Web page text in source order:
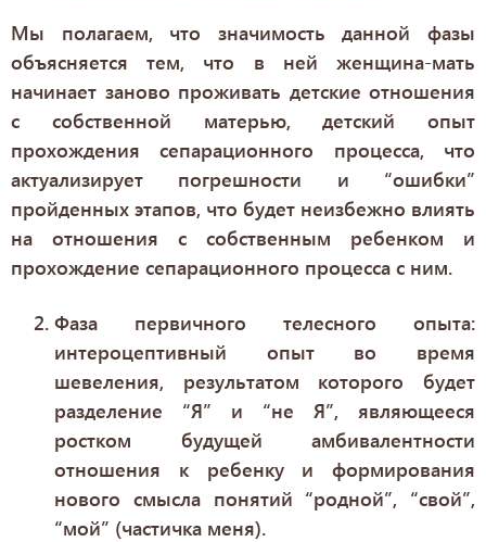
Мы полагаем, что значимость данной фазы
объясняется тем, что в ней женщина-мать
начинает заново проживать детские отношения
с собственной матерью, детский опыт
прохождения сепарационного процесса, что
актуализирует погрешности и “ошибки”
пройденных этапов, что будет неизбежно влиять
на отношения с собственным ребенком и
прохождение сепарационного процесса с ним.
Фаза первичного телесного опыта:
интероцептивный опыт во время
шевеления, результатом которого будет
разделение “Я” и “не Я”, являющееся
ростком будущей амбивалентности
отношения к ребенку и формирования
нового смысла понятий “родной”, “свой”,
“мой” (частичка меня).